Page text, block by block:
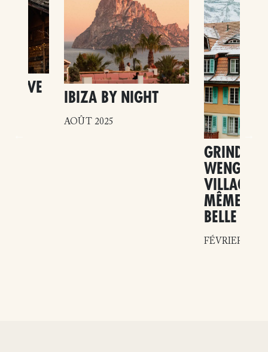
IBIZA BY NIGHT
AOÛT 2025
WENGEN
VILLAGES,
MÊME
BELLE
FÉVRIER 2026